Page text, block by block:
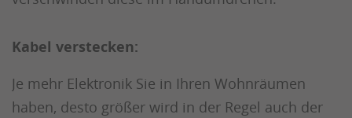
Kabel verstecken:
Je mehr Elektronik Sie in Ihren Wohnräumen
haben, desto größer wird in der Regel auch der